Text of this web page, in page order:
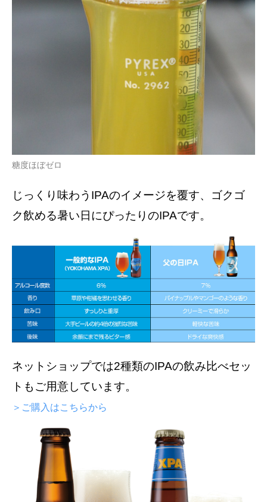
糖度ほぼゼロ
じっくり味わうIPAのイメージを覆す、ゴクゴ
ク飲める暑い日にぴったりのIPAです。
ネットショップでは2種類のIPAの飲み比べセッ
トもご用意しています。
＞ご購入はこちらから